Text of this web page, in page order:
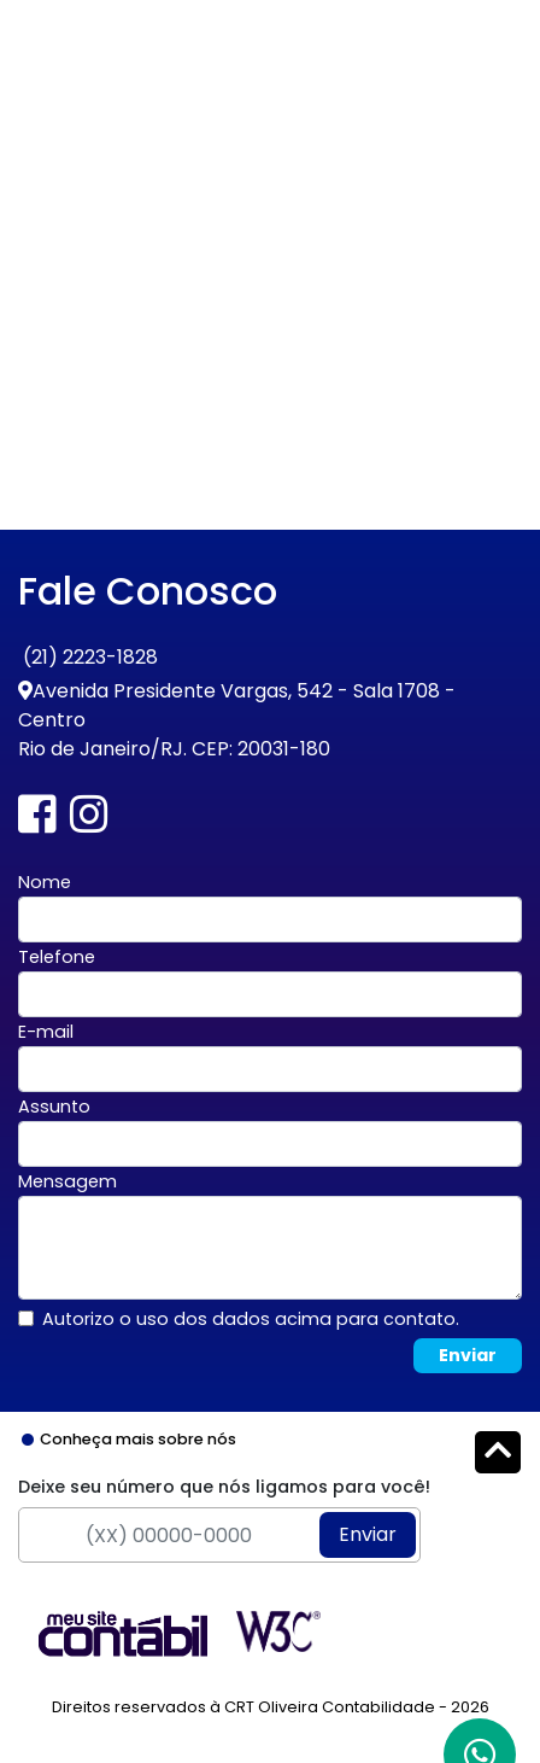
Fale Conosco
(21) 2223-1828
Avenida Presidente Vargas, 542 - Sala 1708 -
Centro
Rio de Janeiro/RJ. CEP: 20031-180
Nome
Telefone
E-mail
Assunto
Mensagem
Autorizo o uso dos dados acima para contato.
Enviar
Conheça mais sobre nós
Deixe seu número que nós ligamos para você!
Enviar
Direitos reservados à CRT Oliveira Contabilidade - 2026